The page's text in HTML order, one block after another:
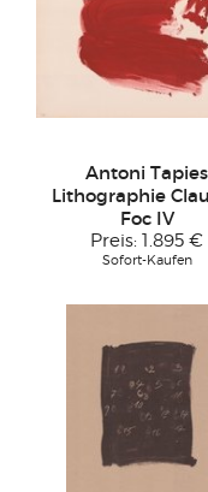
Antoni Tapies
Lithographie
Foc IV
Preis: 1.895 €
Sofort-Kaufen